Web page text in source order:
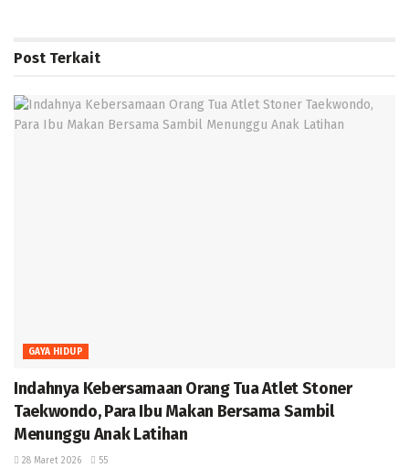
Post Terkait
GAYA HIDUP
Indahnya Kebersamaan Orang Tua Atlet Stoner
Taekwondo, Para Ibu Makan Bersama Sambil
Menunggu Anak Latihan
28 Maret 2026 55